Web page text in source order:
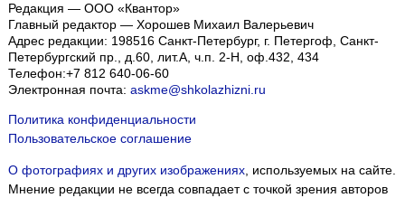
Редакция — ООО «Квантор»
Главный редактор — Хорошев Михаил Валерьевич
Адрес редакции: 198516 Санкт-Петербург, г. Петергоф, Санкт-
Петербургский пр., д.60, лит.А, ч.п. 2-Н, оф.432, 434
Телефон:+7 812 640-06-60
Электронная почта: askme@shkolazhizni.ru
Политика конфиденциальности
Пользовательское соглашение
О фотографиях и других изображениях, используемых на сайте.
Мнение редакции не всегда совпадает с точкой зрения авторов